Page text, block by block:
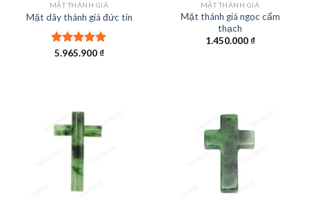
MẶT THÁNH GIÁ
Mặt dây thánh giá đức tin
Được xếp
5.965.900₫
MẶT THÁNH GIÁ
Mặt thánh giá ngọc cẩm
thạch
1.450.000₫